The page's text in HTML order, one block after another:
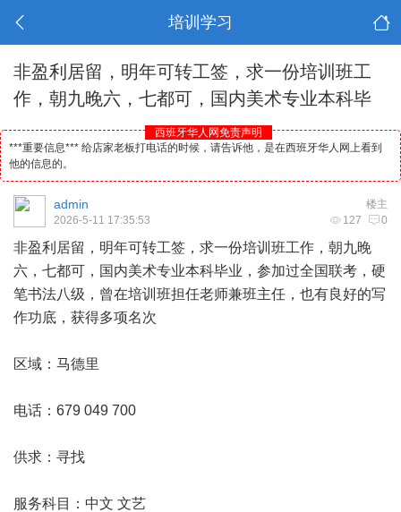
培训学习
非盈利居留，明年可转工签，求一份培训班工
作，朝九晚六，七都可，国内美术专业本科毕
西班牙华人网免责声明
***重要信息*** 给店家老板打电话的时候，请告诉他，是在西班牙华人网上看到
他的信息的。
楼主
admin
127 0
2026-5-11 17:35:53
非盈利居留，明年可转工签，求一份培训班工作，朝九晚
六，七都可，国内美术专业本科毕业，参加过全国联考，硬
笔书法八级，曾在培训班担任老师兼班主任，也有良好的写
作功底，获得多项名次
区域： 马德里
电话：679 049 700
供求：寻找
服务科目：中文 文艺